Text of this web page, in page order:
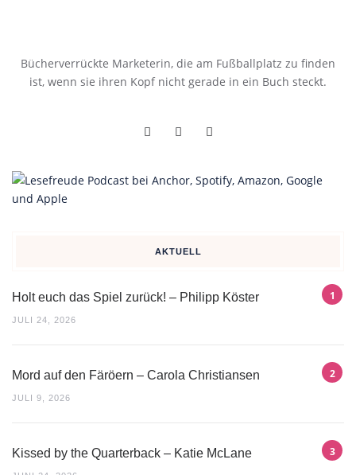
Bücherverrückte Marketerin, die am Fußballplatz zu finden
ist, wenn sie ihren Kopf nicht gerade in ein Buch steckt.
AKTUELL
Holt euch das Spiel zurück! – Philipp Köster
JULI 24, 2026
Mord auf den Färöern – Carola Christiansen
JULI 9, 2026
Kissed by the Quarterback – Katie McLane